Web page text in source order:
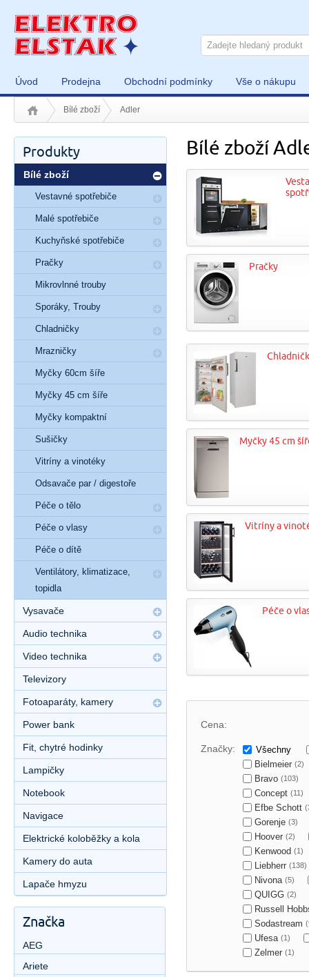
Úvod Prodejna Obchodní podmínky Vše o nákupu
Bílé zboží Adler
Bílé zboží
Pračky
Myčky 45 cm
Vitríny a
Péče o
Cena:
Značky:
Všechny
Bielmeier (2)
Bravo (103)
Concept (11)
Efbe Schott
Gorenje (3)
Hoover (2)
Kenwood (1)
Liebherr (138)
Nivona (5)
QUIGG (2)
Russell
Sodastream
Ufesa (1)
Zelmer (1)
Produkty
Bílé zboží
Vestavné spotřebiče
Malé spotřebiče
Kuchyňské spotřebiče
Pračky
Mikrovlnné trouby
Sporáky, Trouby
Chladničky
Mrazničky
Myčky 60cm šíře
Myčky 45 cm šíře
Myčky kompaktní
Sušičky
Vitríny a vinotéky
Odsavače par / digestoře
Péče o tělo
Péče o vlasy
Péče o dítě
Ventilátory, klimatizace,
topidla
Vysavače
Audio technika
Video technika
Televizory
Fotoaparáty, kamery
Power bank
Fit, chytré hodinky
Lampičky
Notebook
Navigace
Elektrické koloběžky a kola
Kamery do auta
Lapače hmyzu
Značka
AEG
Ariete